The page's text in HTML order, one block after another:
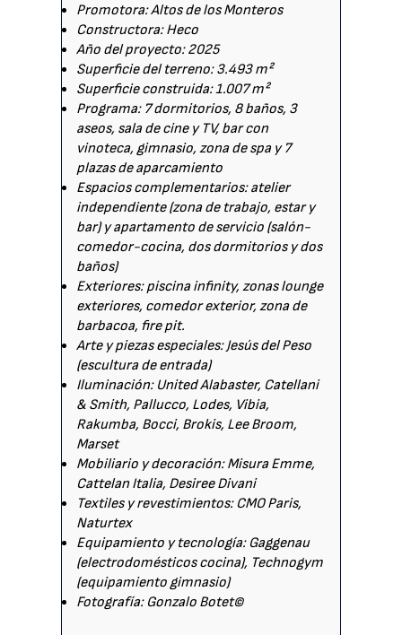
Promotora: Altos de los Monteros
Constructora: Heco
Año del proyecto: 2025
Superficie del terreno: 3.493 m²
Superficie construida: 1.007 m²
Programa: 7 dormitorios, 8 baños, 3
aseos, sala de cine y TV, bar con
vinoteca, gimnasio, zona de spa y 7
plazas de aparcamiento
Espacios complementarios: atelier
independiente (zona de trabajo, estar y
bar) y apartamento de servicio (salón-
comedor-cocina, dos dormitorios y dos
baños)
Exteriores: piscina infinity, zonas lounge
exteriores, comedor exterior, zona de
barbacoa, fire pit.
Arte y piezas especiales: Jesús del Peso
(escultura de entrada)
Iluminación: United Alabaster, Catellani
& Smith, Pallucco, Lodes, Vibia,
Rakumba, Bocci, Brokis, Lee Broom,
Marset
Mobiliario y decoración: Misura Emme,
Cattelan Italia, Desiree Divani
Textiles y revestimientos: CMO Paris,
Naturtex
Equipamiento y tecnología: Gaggenau
(electrodomésticos cocina), Technogym
(equipamiento gimnasio)
Fotografía: Gonzalo Botet©